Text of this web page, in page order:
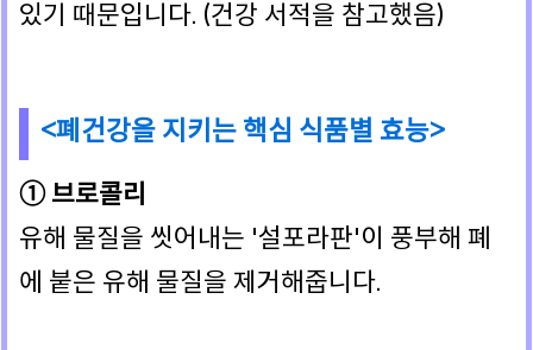
있기 때문입니다. (건강 서적을 참고했음)
<폐건강을 지키는 핵심 식품별 효능>
① 브로콜리
유해 물질을 씻어내는 '설포라판'이 풍부해 폐
에 붙은 유해 물질을 제거해줍니다.